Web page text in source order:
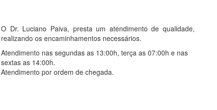
O Dr. Luciano Paiva, presta um atendimento de qualidade,
realizando os encaminhamentos necessários.
Atendimento nas segundas as 13:00h, terça as 07:00h e nas
sextas as 14:00h.
Atendimento por ordem de chegada.